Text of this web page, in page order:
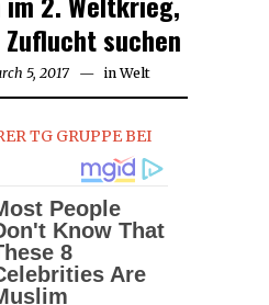
suchen
5, 2017 in Welt
TG GRUPPE BEI